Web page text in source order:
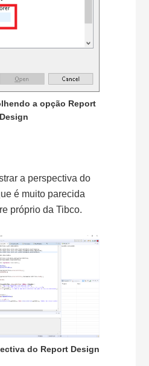
a opção Report
Design
a perspectiva do
é muito parecida
próprio da Tibco.
do Report Design